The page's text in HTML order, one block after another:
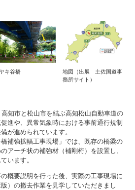
キ谷橋
地図（出展 土佐国道事
務所サイト）
知市と松山市を結ぶ高知松山自動車道の
進や、異常気象時における事前通行規制
が進められています。
補強拡幅工事現場」では、既存の橋梁の
アーチ状の補強材（補剛桁）を設置し、
います。
概要説明を行った後、実際の工事現場に
）の撤去作業を見学していただきまし